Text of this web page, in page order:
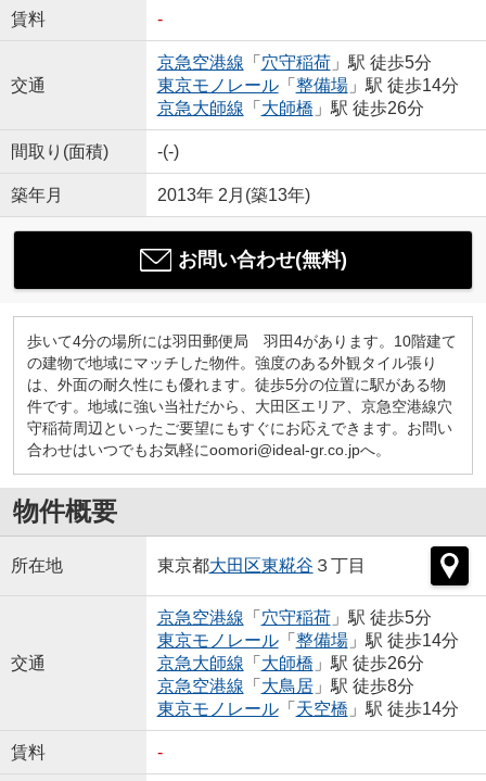
賃料 -
交通
京急空港線 「 穴守稲荷」駅 徒歩5分
東京モノレール「 整備場」駅 徒歩14分
京急大師線 「 大師橋 」駅 徒歩26分
間取り(面積) -(-)
築年月 2013年 2月(築13年)
お問い合わせ(無料)
歩いて4分の場所には羽田郵便局 羽田4があります。10階建て
の建物で地域にマッチした物件。強度のある外観タイル張り
は、外面の耐久性にも優れます。徒歩5分の位置に駅がある物
件です。地域に強い当社だから、大田区エリア、京急空港線穴
守稲荷周辺といったご要望にもすぐにお応えできます。お問い
合わせはいつでもお気軽にoomori@ideal-gr.co.jpへ。
物件概要
所在地 東京都大田区東糀谷 ３丁目
交通
京急空港線 「 穴守稲荷」駅 徒歩5分
東京モノレール「 整備場」駅 徒歩14分
京急大師線 「 大師橋 」駅 徒歩26分
京急空港線 「 大鳥居」駅 徒歩8分
東京モノレール「 天空橋 」駅 徒歩14分
賃料 -